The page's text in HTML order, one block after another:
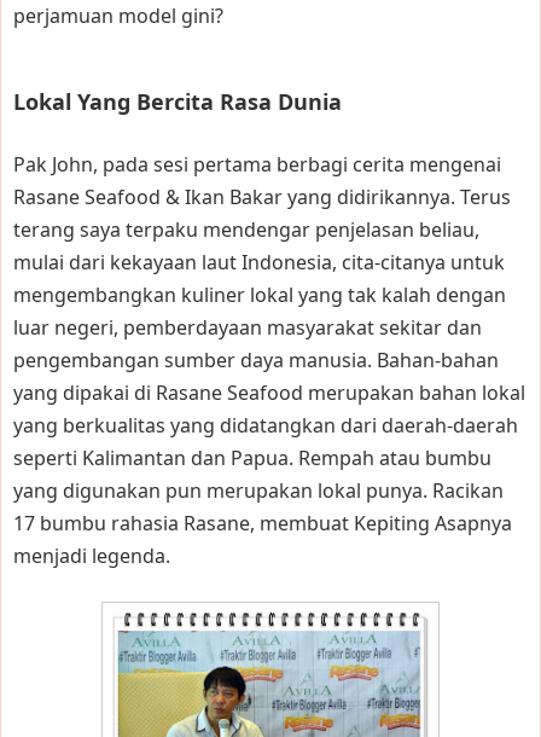
perjamuan model gini?
Lokal Yang Bercita Rasa Dunia
Pak John, pada sesi pertama berbagi cerita mengenai
Rasane Seafood & Ikan Bakar yang didirikannya. Terus
terang saya terpaku mendengar penjelasan beliau,
mulai dari kekayaan laut Indonesia, cita-citanya untuk
mengembangkan kuliner lokal yang tak kalah dengan
luar negeri, pemberdayaan masyarakat sekitar dan
pengembangan sumber daya manusia. Bahan-bahan
yang dipakai di Rasane Seafood merupakan bahan lokal
yang berkualitas yang didatangkan dari daerah-daerah
seperti Kalimantan dan Papua. Rempah atau bumbu
yang digunakan pun merupakan lokal punya. Racikan
17 bumbu rahasia Rasane, membuat Kepiting Asapnya
menjadi legenda.